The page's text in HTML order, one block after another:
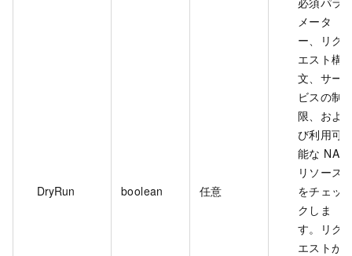
DryRun boolean 任意
メータ
ー、リク
エスト構
文、サー
ビスの制
限、およ
び利用可
能な NAS
リソース
をチェッ
クしま
す。リク
エストが